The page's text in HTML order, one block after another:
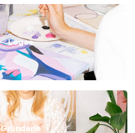
Logos
Gründerin